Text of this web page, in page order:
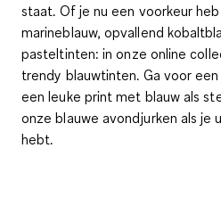
staat. Of je nu een voorkeur
marineblauw, opvallend
pasteltinten: in onze online
trendy blauwtinten. Ga voor
een leuke print met blauw als
onze blauwe avondjurken als
hebt.